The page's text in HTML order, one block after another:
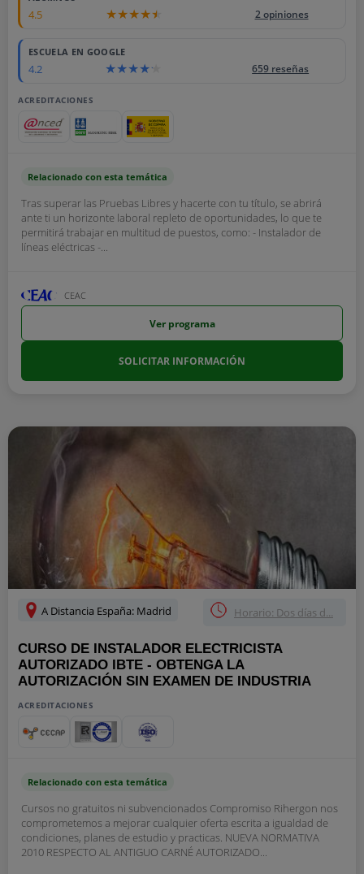
4.5 2 opiniones
ESCUELA EN GOOGLE
4.2 659 reseñas
ACREDITACIONES
Relacionado con esta temática
Tras superar las Pruebas Libres y hacerte con tu título, se abrirá
ante ti un horizonte laboral repleto de oportunidades, lo que te
permitirá trabajar en multitud de puestos, como: - Instalador de
líneas eléctricas -...
CEAC
Ver programa
SOLICITAR INFORMACIÓN
A Distancia España: Madrid Horario: Dos días d...
CURSO DE INSTALADOR ELECTRICISTA
AUTORIZADO IBTE - OBTENGA LA
AUTORIZACIÓN SIN EXAMEN DE INDUSTRIA
ACREDITACIONES
Relacionado con esta temática
Cursos no gratuitos ni subvencionados Compromiso Rihergon nos
comprometemos a mejorar cualquier oferta escrita a igualdad de
condiciones, planes de estudio y practicas. NUEVA NORMATIVA
2010 RESPECTO AL ANTIGUO CARNÉ AUTORIZADO...